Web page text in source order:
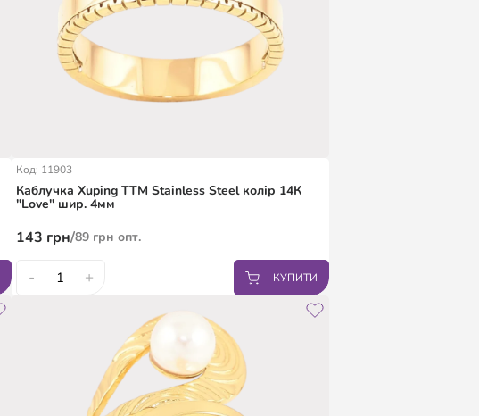
Код: 11903
Каблучка Xuping TTM Stainless Steel колір 14К
"Love" шир. 4мм
143 грн/89 грн опт.
- + КУПИТИ